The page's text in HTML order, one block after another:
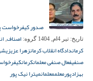
صدور کیفرخواست پرونده ۹ فعال صنفی
تاریخ: تیر 4ام, 1404 گروه: اصناف,
کرماندادگاه انقلاب کرمانزهرا عزیزی
صنفیفعال صنفی معلمانکرمان
بهزادپورمعلممعلمانمیترا نیک پور